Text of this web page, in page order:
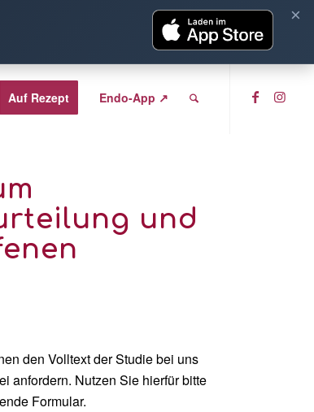
×
Auf Rezept Endo-App ↗
und
den Volltext der Studie bei uns
anfordern. Nutzen Sie hierfür bitte
Formular.